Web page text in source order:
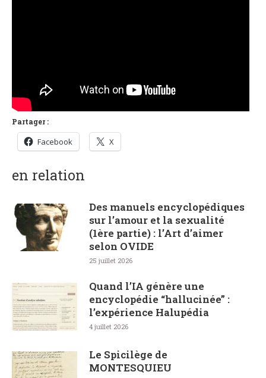
Partager :
Facebook X
en relation
Des manuels encyclopédiques
sur l’amour et la sexualité
(1ère partie) : l’Art d’aimer
selon OVIDE
25 juillet 2026
Quand l’IA génère une
encyclopédie “hallucinée” :
l’expérience Halupédia
4 juillet 2026
Le Spicilège de
MONTESQUIEU